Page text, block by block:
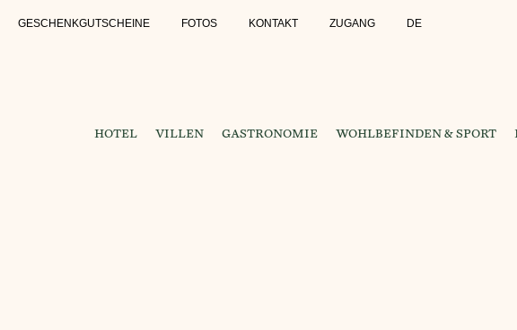
GESCHENKGUTSCHEINE FOTOS KONTAKT ZUGANG DE
HOTEL VILLEN GASTRONOMIE WOHLBEFINDEN & SPORT